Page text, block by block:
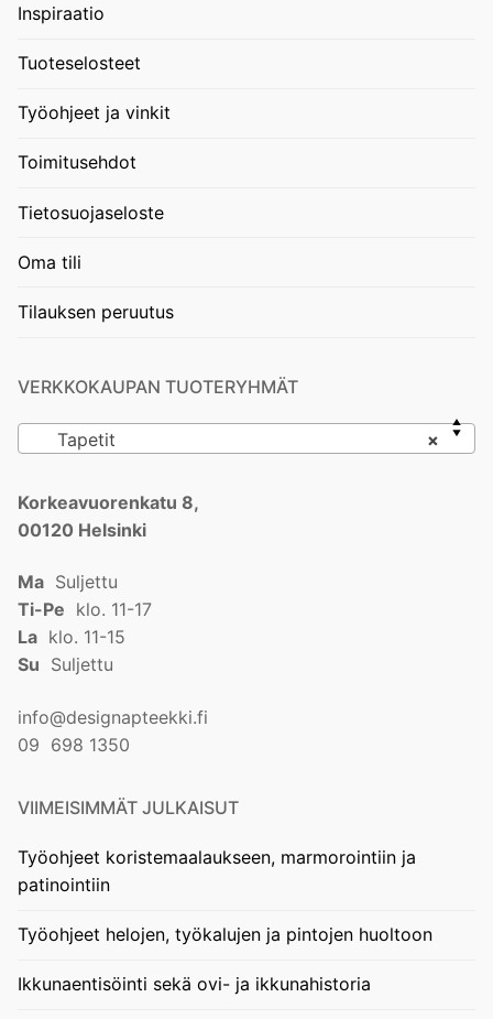
Inspiraatio
Tuoteselosteet
Työohjeet ja vinkit
Toimitusehdot
Tietosuojaseloste
Oma tili
Tilauksen peruutus
VERKKOKAUPAN TUOTERYHMÄT
×
Tapetit
Korkeavuorenkatu 8,
00120 Helsinki
Ma Suljettu
Ti-Pe klo. 11-17
La klo. 11-15
Su Suljettu
info@designapteekki.fi
09 698 1350
VIIMEISIMMÄT JULKAISUT
Työohjeet koristemaalaukseen, marmorointiin ja
patinointiin
Työohjeet helojen, työkalujen ja pintojen huoltoon
Ikkunaentisöinti sekä ovi- ja ikkunahistoria